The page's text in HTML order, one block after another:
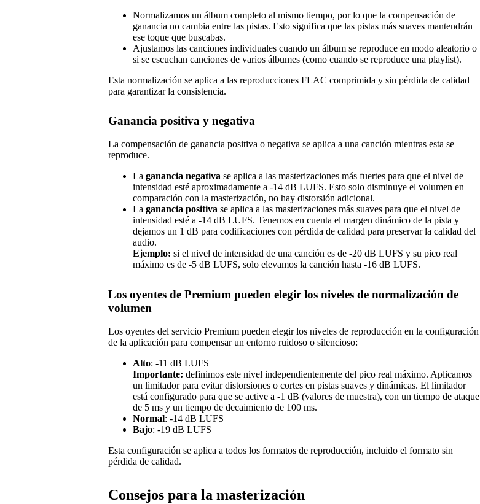
Normalizamos un álbum completo al mismo tiempo, por lo que la compensación de
ganancia no cambia entre las pistas. Esto significa que las pistas más suaves mantendrán
ese toque que buscabas.
Ajustamos las canciones individuales cuando un álbum se reproduce en modo aleatorio o
si se escuchan canciones de varios álbumes (como cuando se reproduce una playlist).
Esta normalización se aplica a las reproducciones FLAC comprimida y sin pérdida de calidad
para garantizar la consistencia.
Ganancia positiva y negativa
La compensación de ganancia positiva o negativa se aplica a una canción mientras esta se
reproduce.
La ganancia negativa se aplica a las masterizaciones más fuertes para que el nivel de
intensidad esté aproximadamente a -14 dB LUFS. Esto solo disminuye el volumen en
comparación con la masterización, no hay distorsión adicional.
La ganancia positiva se aplica a las masterizaciones más suaves para que el nivel de
intensidad esté a -14 dB LUFS. Tenemos en cuenta el margen dinámico de la pista y
dejamos un 1 dB para codificaciones con pérdida de calidad para preservar la calidad del
audio.
Ejemplo: si el nivel de intensidad de una canción es de -20 dB LUFS y su pico real
máximo es de -5 dB LUFS, solo elevamos la canción hasta -16 dB LUFS.
Los oyentes de Premium pueden elegir los niveles de normalización de
volumen
Los oyentes del servicio Premium pueden elegir los niveles de reproducción en la configuración
de la aplicación para compensar un entorno ruidoso o silencioso:
Alto: -11 dB LUFS
Importante: definimos este nivel independientemente del pico real máximo. Aplicamos
un limitador para evitar distorsiones o cortes en pistas suaves y dinámicas. El limitador
está configurado para que se active a -1 dB (valores de muestra), con un tiempo de ataque
de 5 ms y un tiempo de decaimiento de 100 ms.
Normal: -14 dB LUFS
Bajo: -19 dB LUFS
Esta configuración se aplica a todos los formatos de reproducción, incluido el formato sin
pérdida de calidad.
Consejos para la masterización